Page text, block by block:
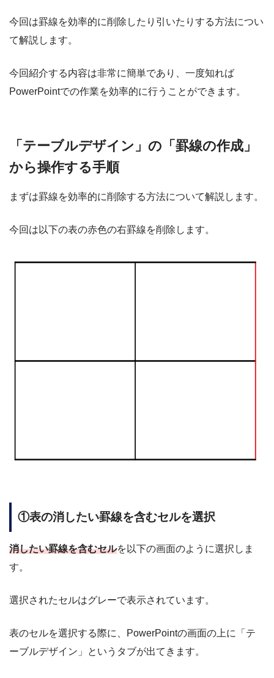
今回は罫線を効率的に削除したり引いたりする方法につい
て解説します。
今回紹介する内容は非常に簡単であり、一度知れば
PowerPointでの作業を効率的に行うことができます。
「テーブルデザイン」の「罫線の作成」
から操作する手順
まずは罫線を効率的に削除する方法について解説します。
今回は以下の表の赤色の右罫線を削除します。
①表の消したい罫線を含むセルを選択
消したい罫線を含むセルを以下の画面のように選択しま
す。
選択されたセルはグレーで表示されています。
表のセルを選択する際に、PowerPointの画面の上に「テ
ーブルデザイン」というタブが出てきます。